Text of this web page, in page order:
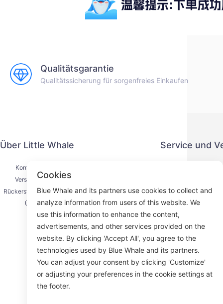
Qualitätsgarantie
Qualitätssicherung für sorgenfreies Einkaufen
Über Little Whale
Kontaktiere uns
Versandprozess
Rückerstattungsprozess
Über uns
Service und
ROOM
Cookies
Blue Whale and its partners use cookies to collect and
analyze information from users of this website. We
use this information to enhance the content,
advertisements, and other services provided on the
website. By clicking 'Accept All', you agree to the
technologies used by Blue Whale and its partners.
You can adjust your consent by clicking 'Customize'
or adjusting your preferences in the cookie settings at
the footer.